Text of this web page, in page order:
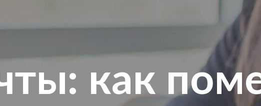
как